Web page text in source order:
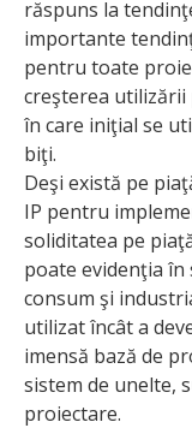
răspuns la
importante
pentru toate
creşterea utilizării
în care iniţial se
biţi.
Deşi există pe
IP pentru
soliditatea pe
poate evidenţia
consum şi
utilizat încât a
imensă bază de
sistem de unelte,
proiectare.